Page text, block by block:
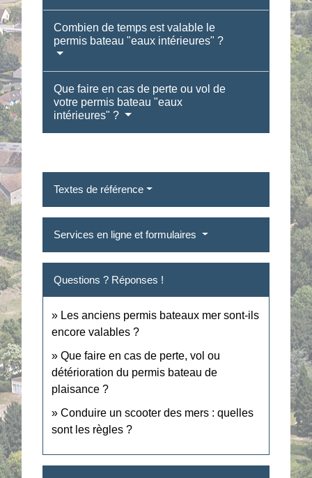
Combien de temps est valable le
permis bateau "eaux intérieures" ?
Que faire en cas de perte ou vol de
votre permis bateau "eaux
intérieures" ?
Textes de référence
Services en ligne et formulaires
Questions ? Réponses !
Les anciens permis bateaux mer sont-ils
encore valables ?
Que faire en cas de perte, vol ou
détérioration du permis bateau de
plaisance ?
Conduire un scooter des mers : quelles
sont les règles ?